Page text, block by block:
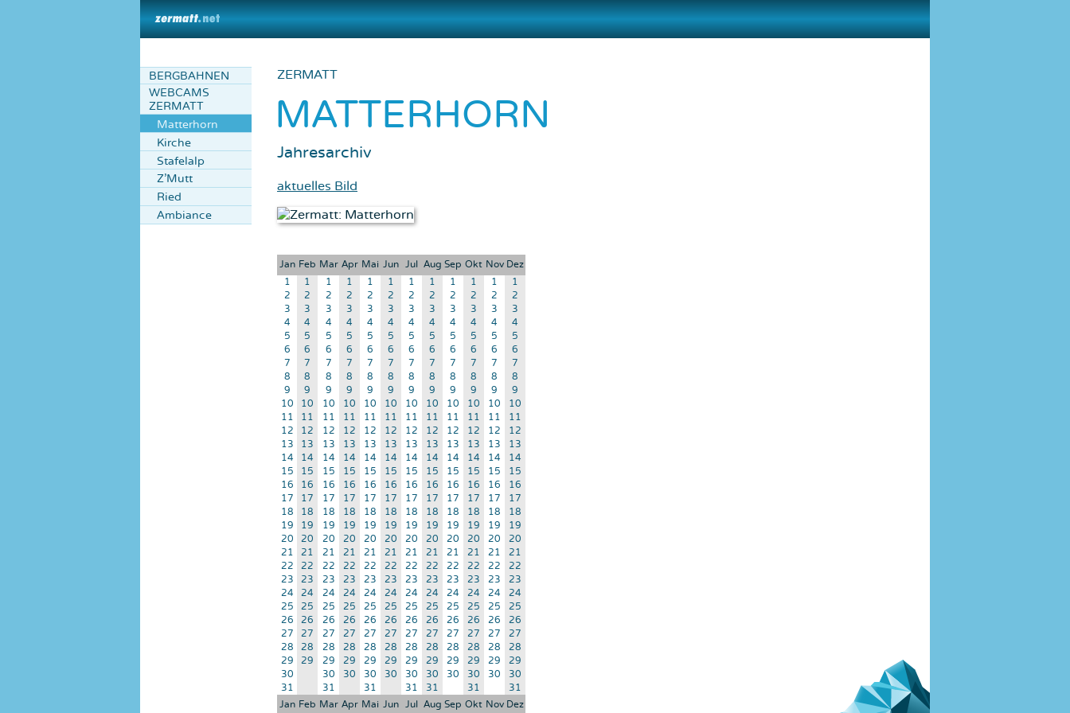
ZERMATT
MATTERHORN
Jahresarchiv
aktuelles Bild
Jan Feb Mar Apr Mai Jun Jul Aug Sep Okt Nov Dez
Jan Feb Mar Apr Mai Jun Jul Aug Sep Okt Nov Dez
1 1 1 1 1 1 1 1 1 1 1
1
2
2 2 2 2 2 2 2 2 2 2
2
3
3 3 3 3 3 3 3 3 3 3
3
4
4 4 4 4 4 4 4 4 4 4
4
5
5 5 5 5 5 5 5 5 5 5
5
6
6 6 6 6 6 6 6 6 6 6
6
7
7 7 7 7 7 7 7 7 7 7
7
8
8 8 8 8 8 8 8 8 8 8
8
9
9 9 9 9 9 9 9 9 9 9
9
10
10 10 10 10 10 10 10 10 10 10
10
11
11 11 11 11 11 11 11 11 11 11
11
12
12 12 12 12 12 12 12 12 12 12
12
13
13 13 13 13 13 13 13 13 13 13
13
14
14 14 14 14 14 14 14 14 14 14
14
15
15 15 15 15 15 15 15 15 15 15
15
16
16 16 16 16 16 16 16 16 16 16
16
17
17 17 17 17 17 17 17 17 17 17
17
18
18 18 18 18 18 18 18 18 18 18
18
19
19 19 19 19 19 19 19 19 19 19
19
20
20 20 20 20 20 20 20 20 20 20
20
21
21 21 21 21 21 21 21 21 21 21
21
22
22 22 22 22 22 22 22 22 22 22
22
23
23 23 23 23 23 23 23 23 23 23
23
24
24 24 24 24 24 24 24 24 24 24
24
25
25 25 25 25 25 25 25 25 25 25
25
26
26 26 26 26 26 26 26 26 26 26
26
27
27 27 27 27 27 27 27 27 27 27
27
28
28 28 28 28 28 28 28 28 28 28
28
29
29 29 29 29 29 29 29 29 29 29
29
30
30 30 30 30 30 30 30 30 30
30
31
31 31 31 31 31 31
BERGBAHNEN
WEBCAMS
ZERMATT
Matterhorn
Kirche
Stafelalp
Z'Mutt
Ried
Ambiance